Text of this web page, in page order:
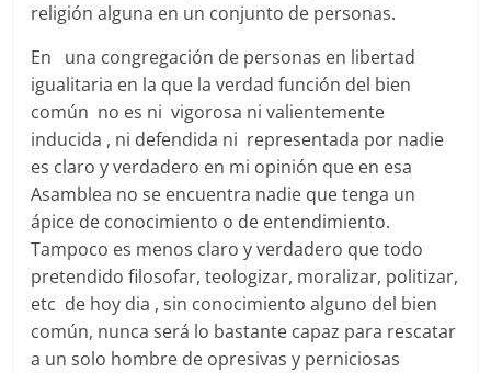
religión alguna en un conjunto de personas.
En una congregación de personas en libertad
igualitaria en la que la verdad función del bien
común no es ni vigorosa ni valientemente
inducida , ni defendida ni representada por nadie
es claro y verdadero en mi opinión que en esa
Asamblea no se encuentra nadie que tenga un
ápice de conocimiento o de entendimiento.
Tampoco es menos claro y verdadero que todo
pretendido filosofar, teologizar, moralizar, politizar,
etc de hoy dia , sin conocimiento alguno del bien
común, nunca será lo bastante capaz para rescatar
a un solo hombre de opresivas y perniciosas